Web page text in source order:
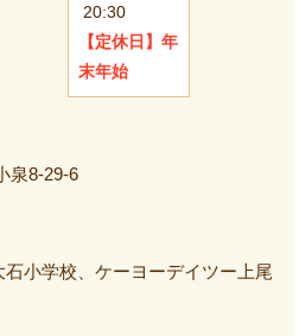
20:30
【定休日】 年
末年始
泉8-29-6
小学校、ケーヨーデイツー上尾